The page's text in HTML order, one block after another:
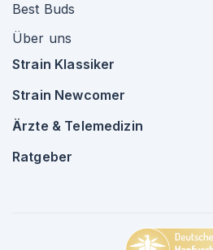
Best Buds
Über uns
Strain Klassiker
Strain Newcomer
Ärzte & Telemedizin
Ratgeber